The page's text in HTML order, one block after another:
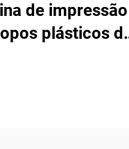
de impressão
plásticos